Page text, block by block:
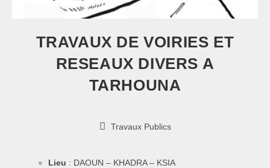
TRAVAUX DE VOIRIES ET
RESEAUX DIVERS A
TARHOUNA
Travaux Publics
Lieu : DAOUN – KHADRA – KSIA